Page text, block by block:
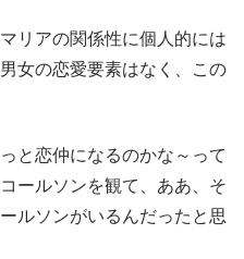
リアの関係性に個人的には
女の恋愛要素はなく、この
と恋仲になるのかな～って
ールソンを観て、ああ、そ
ルソンがいるんだったと思